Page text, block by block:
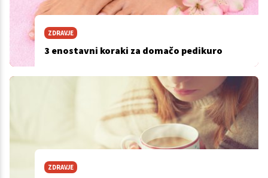
ZDRAVJE
3 enostavni koraki za domačo pedikuro
ZDRAVJE